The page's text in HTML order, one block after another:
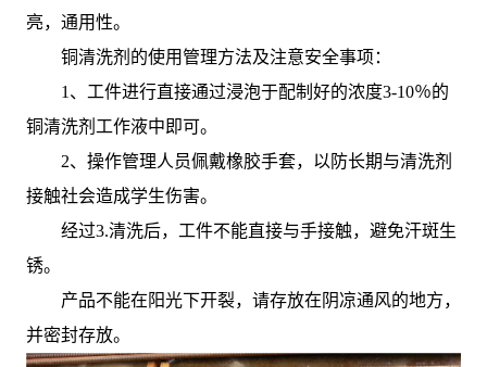
亮，通用性。
铜清洗剂的使用管理方法及注意安全事项：
1、工件进行直接通过浸泡于配制好的浓度3-10％的
铜清洗剂工作液中即可。
2、操作管理人员佩戴橡胶手套，以防长期与清洗剂
接触社会造成学生伤害。
经过3.清洗后，工件不能直接与手接触，避免汗斑生
锈。
产品不能在阳光下开裂，请存放在阴凉通风的地方，
并密封存放。